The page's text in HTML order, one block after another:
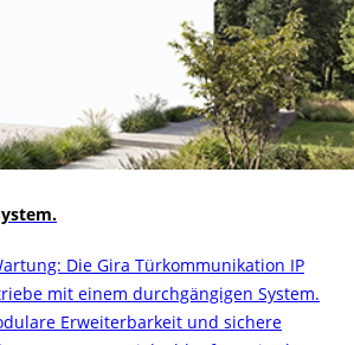
Die Gira Türkommunikation IP
mit einem durchgängigen System.
Erweiterbarkeit und sichere